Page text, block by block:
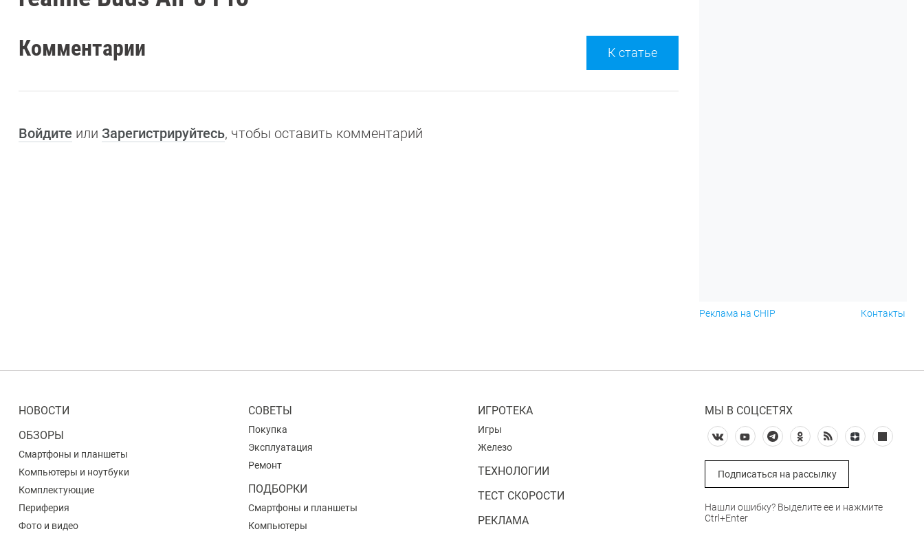
Комментарии К статье
Войдите или Зарегистрируйтесь, чтобы оставить комментарий
Реклама на CHIP Контакты
НОВОСТИ
ОБЗОРЫ
Смартфоны и планшеты
Компьютеры и ноутбуки
Комплектующие
Периферия
Фото и видео
СОВЕТЫ
Покупка
Эксплуатация
Ремонт
ПОДБОРКИ
Смартфоны и планшеты
Компьютеры
ИГРОТЕКА
Игры
Железо
ТЕХНОЛОГИИ
ТЕСТ СКОРОСТИ
РЕКЛАМА
МЫ В СОЦСЕТЯХ
Подписаться на рассылку
Нашли ошибку? Выделите ее и нажмите
Ctrl+Enter